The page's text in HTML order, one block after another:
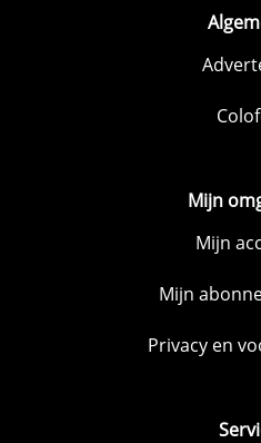
Mijn
Mijn
Mijn
Privacy en